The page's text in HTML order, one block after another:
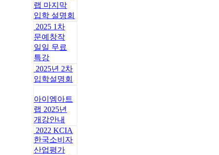
랩 마지막
입학 설명회
2025 1차
문예창작
일일 무료
특강
2025년 2차
입학설명회
아이엠아트
랩 2025년
개강안내
2022 KCIA
한국소비자
산업평가